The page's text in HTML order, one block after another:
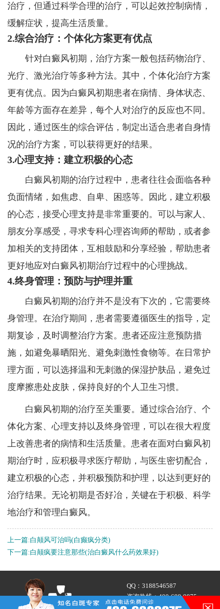
治疗，但通过科学合理的治疗，可以起效控制病情，
缓解症状，提高生活质量。
2.综合治疗：个体化方案更有优点
针对白癜风初期，治疗方案一般包括药物治疗、
光疗、激光治疗等多种方法。其中，个体化治疗方案
更有优点。因为白癜风初期患者在病情、身体状态、
年龄等方面存在差异，每个人对治疗的反应也不同。
因此，通过医生的综合评估，制定出适合患者自身情
况的治疗方案，可以获得更好的结果。
3.心理支持：建立积极的心态
白癜风初期的治疗过程中，患者往往会面临各种
负面情绪，如焦虑、自卑、困惑等。因此，建立积极
的心态，接受心理支持是非常重要的。可以与家人、
朋友分享感受，寻求专科心理咨询师的帮助，或者参
加相关的支持团体，互相鼓励和分享经验，帮助患者
更好地应对白癜风初期治疗过程中的心理挑战。
4.终身管理：预防与护理并重
白癜风初期的治疗并不是没有下次的，它需要终
身管理。在治疗期间，患者需要遵循医生的指导，定
期复诊，及时调整治疗方案。患者还应注意预防措
施，如避免暴晒阳光、避免刺激性食物等。在日常护
理方面，可以选择温和无刺激的保湿护肤品，避免过
度摩擦患处皮肤，保持良好的个人卫生习惯。
白癜风初期的治疗至关重要。通过综合治疗、个
体化方案、心理支持以及终身管理，可以在很大程度
上改善患者的病情和生活质量。患者在面对白癜风初
期治疗时，应积极寻求医疗帮助，与医生密切配合，
建立积极的心态，并积极预防和护理，以达到更好的
治疗结果。无论初期是否好冶，关键在于积极、科学
地治疗和管理白癜风。
上一篇:白颠风可治吗(白癫疯分类)
下一篇:白颠疯要注意那些(治白癜风什么药效果好)
QQ：3188546587
咨询热线：400-688-9875
地址：合肥市铜陵路与合裕路
在的，请讲！